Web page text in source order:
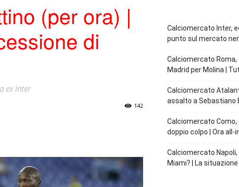
(per ora) |
di
ex Inter
142
Calciomercato Inter,
punto sul mercato
Calciomercato Roma,
Madrid per Molina |
Calciomercato
assalto a Sebastiano
Calciomercato Como,
doppio colpo | Ora all-
Calciomercato Napoli,
Miami? | La situazione